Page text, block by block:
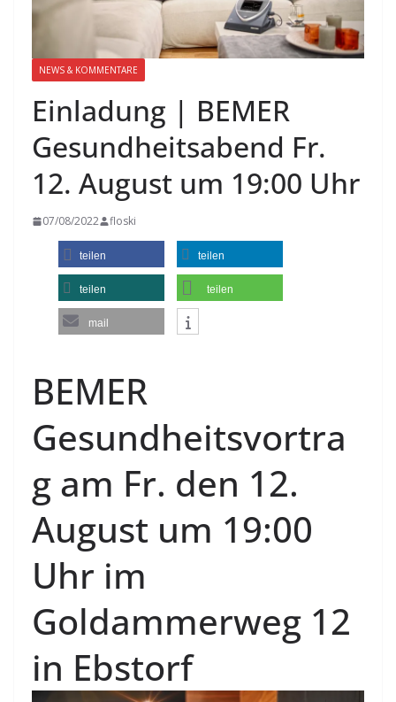
NEWS & KOMMENTARE
Einladung | BEMER
Gesundheitsabend Fr.
12. August um 19:00 Uhr
07/08/2022 floski
teilen teilen
teilen teilen
mail
BEMER
Gesundheitsvortra
g am Fr. den 12.
August um 19:00
Uhr im
Goldammerweg 12
in Ebstorf